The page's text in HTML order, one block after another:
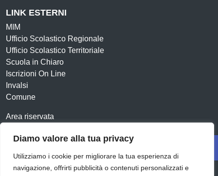
Diamo valore alla tua privacy
Utilizziamo i cookie per migliorare la tua esperienza di
navigazione, offrirti pubblicità o contenuti personalizzati e
LINK ESTERNI
MIM
Ufficio Scolastico Regionale
Ufficio Scolastico Territoriale
Scuola in Chiaro
Iscrizioni On Line
Invalsi
Comune
Area riservata
Amministrazione TrasparenteAlbo online
Dichiarazione di accessibilitàObiettivi di accessibilità